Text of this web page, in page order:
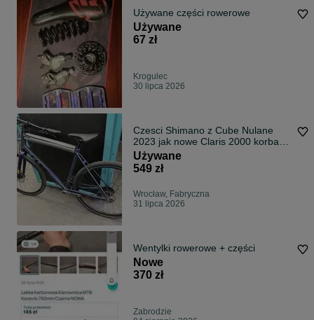
Używane części rowerowe
Używane
67 zł
Krogulec
30 lipca 2026
Czesci Shimano z Cube Nulane
2023 jak nowe Claris 2000 korba
manetki przerzutka hamulce Tektro
Używane
549 zł
Wrocław, Fabryczna
31 lipca 2026
Wentylki rowerowe + części
Nowe
370 zł
Zabrodzie